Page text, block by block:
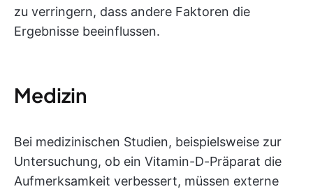
zu verringern, dass andere Faktoren die
Ergebnisse beeinflussen.
Medizin
Bei medizinischen Studien, beispielsweise zur
Untersuchung, ob ein Vitamin-D-Präparat die
Aufmerksamkeit verbessert, müssen externe